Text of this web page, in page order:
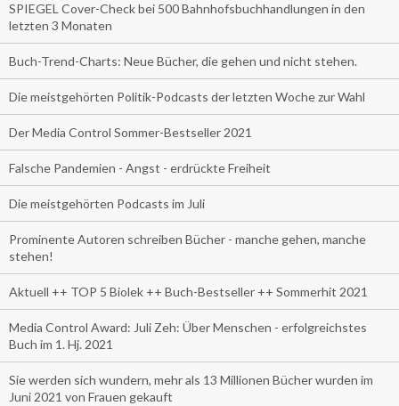
SPIEGEL Cover-Check bei 500 Bahnhofsbuchhandlungen in den
letzten 3 Monaten
Buch-Trend-Charts: Neue Bücher, die gehen und nicht stehen.
Die meistgehörten Politik-Podcasts der letzten Woche zur Wahl
Der Media Control Sommer-Bestseller 2021
Falsche Pandemien - Angst - erdrückte Freiheit
Die meistgehörten Podcasts im Juli
Prominente Autoren schreiben Bücher - manche gehen, manche
stehen!
Aktuell ++ TOP 5 Biolek ++ Buch-Bestseller ++ Sommerhit 2021
Media Control Award: Juli Zeh: Über Menschen - erfolgreichstes
Buch im 1. Hj. 2021
Sie werden sich wundern, mehr als 13 Millionen Bücher wurden im
Juni 2021 von Frauen gekauft